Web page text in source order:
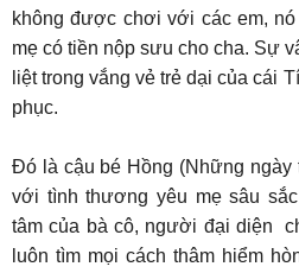
không được chơi với các em,
mẹ có tiền nộp sưu cho cha. Sự
liệt trong vắng vẻ trẻ dại của cái
phục.
Đó là cậu bé Hồng (Những ngày
với tình thương yêu mẹ sâu
tâm của bà cô, người đại diện
luôn tìm mọi cách thâm hiểm